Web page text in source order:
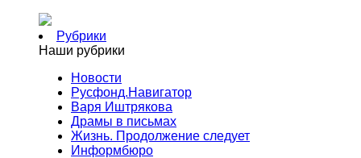
Рубрики
Наши рубрики
Новости
Русфонд.Навигатор
Варя Иштрякова
Драмы в письмах
Жизнь. Продолжение следует
Информбюро